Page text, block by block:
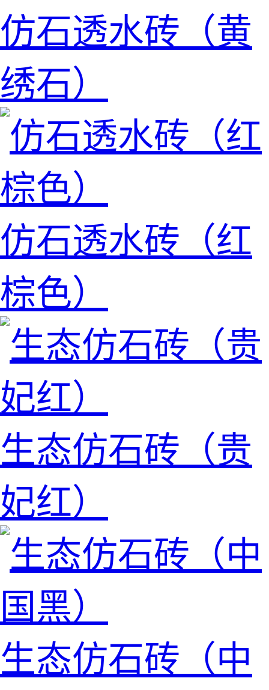
仿石透水砖（黄
绣石）
仿石透水砖（红
棕色）
生态仿石砖（贵
妃红）
生态仿石砖（中